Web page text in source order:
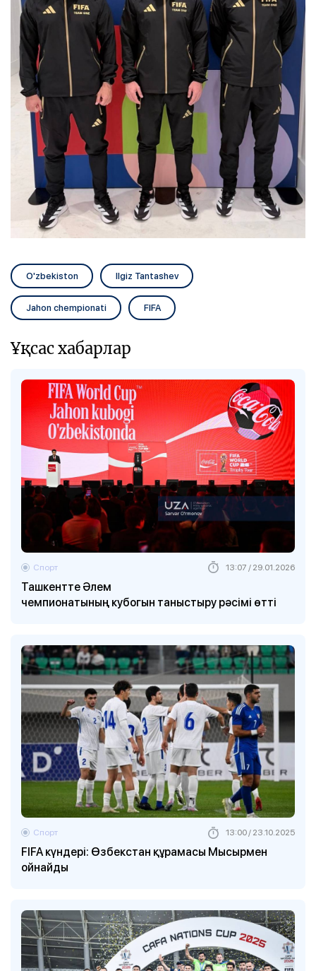
O'zbekiston Ilgiz Tantashev
Jahon chempionati FIFA
Ұқсас хабарлар
Ташкентте Әлем
чемпионатының кубогын таныстыру рәсімі өтті
Спорт 13:07 / 29.01.2026
FIFA күндері: Өзбекстан құрамасы Мысырмен
ойнайды
Спорт 13:00 / 23.10.2025